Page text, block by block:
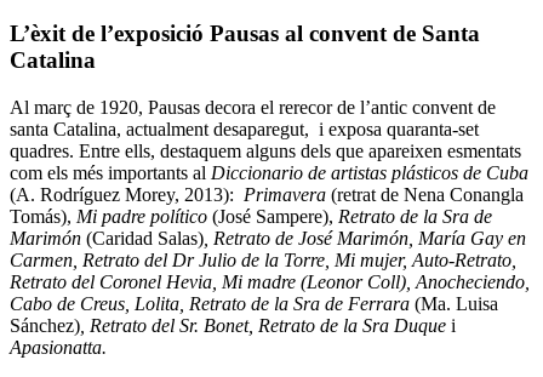
L’èxit de l’exposició Pausas al convent de Santa
Catalina
Al març de 1920, Pausas decora el rerecor de l’antic convent de
santa Catalina, actualment desaparegut, i exposa quaranta-set
quadres. Entre ells, destaquem alguns dels que apareixen esmentats
com els més importants al Diccionario de artistas plásticos de Cuba
(A. Rodríguez Morey, 2013): Primavera (retrat de Nena Conangla
Tomás), Mi padre político (José Sampere), Retrato de la Sra de
Marimón (Caridad Salas) , Retrato de José Marimón, María Gay en
Carmen, Retrato del Dr Julio de la Torre, Mi mujer, Auto-Retrato,
Retrato del Coronel Hevia, Mi madre (Leonor Coll), Anocheciendo,
Cabo de Creus, Lolita, Retrato de la Sra de Ferrara (Ma. Luisa
Sánchez) , Retrato del Sr. Bonet, Retrato de la Sra Duque i
Apasionatta.